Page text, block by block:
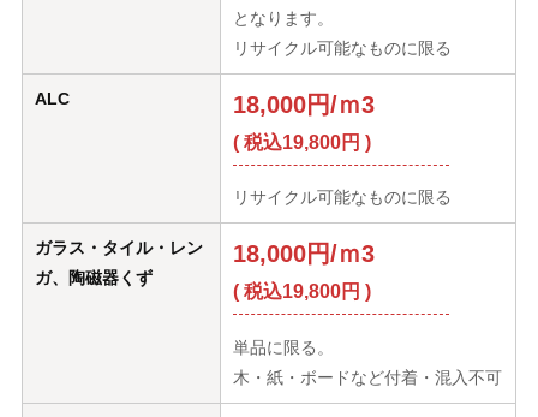
となります。
リサイクル可能なものに限る
ALC 18,000円/ｍ3
( 税込19,800円 )
リサイクル可能なものに限る
ガラス・タイル・レン
ガ、陶磁器くず
18,000円/ｍ3
( 税込19,800円 )
単品に限る。
木・紙・ボードなど付着・混入不可